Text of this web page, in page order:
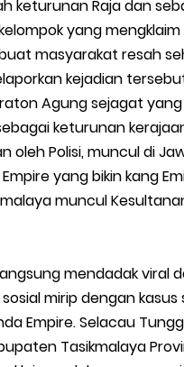
Driver
Online
Akun Gojek Dibekukan
Sesuai dengan
Mitra Gojek
yang Perlu Kamu Ketahui
dan Mobil 2023
keturunan Raja dan
yang
masyarakat resah
kejadian
Agung sejagat
keturunan
oleh Polisi, muncul di
yang bikin kang
muncul
mendadak viral
mirip dengan
Empire. Selacau
Tasikmalaya